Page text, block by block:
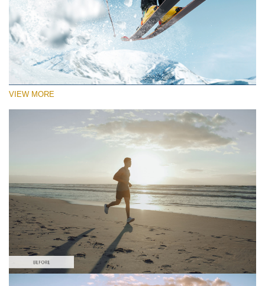
VIEW MORE